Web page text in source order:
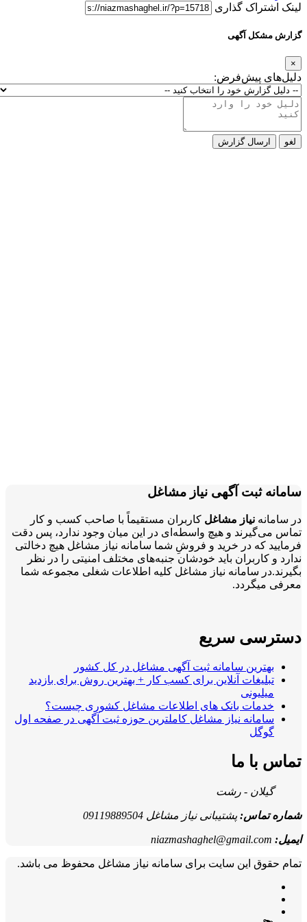
لینک اشتراک گذاری
گزارش مشکل آگهی
×
دلیل‌های پیش‌فرض:
لغو ارسال گزارش
سامانه ثبت آگهی نیاز مشاغل
در سامانه نیاز مشاغلکاربران مستقیماً با صاحب کسب و کار
تماس می‌گیرند و هیچ واسطه‌ای در این میان وجود ندارد، پس دقت
فرمایید که در خرید و فروشِ شما سامانه نیاز مشاغل هیچ دخالتی
ندارد و کاربران باید خودشان جنبه‌های مختلف امنیتی را در نظر
بگیرند.در سامانه نیاز مشاغل کلیه اطلاعات شغلی مجموعه شما
معرفی میگردد.
دسترسی سریع
بهترین سامانه ثبت آگهی مشاغل در کل کشور
تبلیغات آنلاین برای کسب کار + بهترین روش برای بازدید
میلیونی
خدمات بانک های اطلاعات مشاغل کشوری چیست؟
سامانه نیاز مشاغل کاملترین حوزه ثبت آگهی در صفحه اول
گوگل
تماس با ما
گیلان - رشت
شماره تماس:پشتیبانی نیاز مشاغل 09119889504
ایمیل: niazmashaghel@gmail.com
تمام حقوق این سایت برای سامانه نیاز مشاغل محفوظ می باشد.